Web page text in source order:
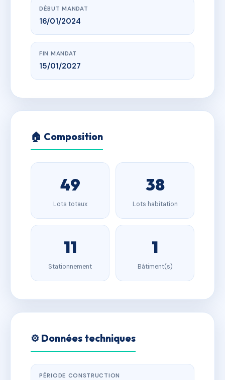
DÉBUT MANDAT
16/01/2024
FIN MANDAT
15/01/2027
🏠 Composition
49
Lots totaux
38
Lots habitation
11
Stationnement
1
Bâtiment(s)
⚙️ Données techniques
PÉRIODE CONSTRUCTION